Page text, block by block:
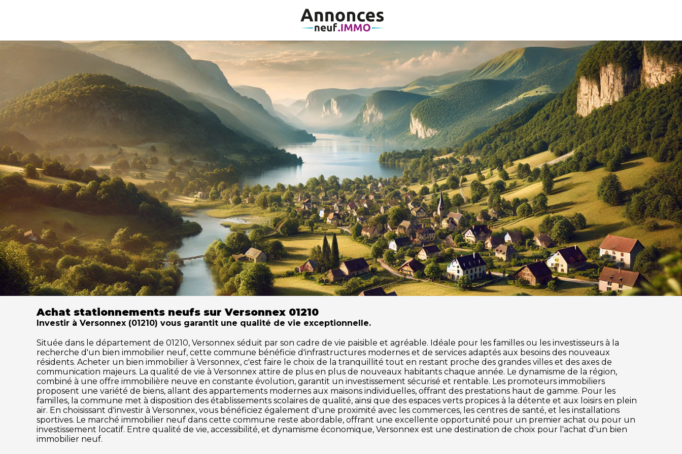
Achat stationnements neufs sur Versonnex 01210
Investir à Versonnex (01210) vous garantit une qualité de vie exceptionnelle.
Située dans le département de 01210, Versonnex séduit par son cadre de vie paisible et agréable. Idéale pour les familles ou les investisseurs à la
recherche d'un bien immobilier neuf, cette commune bénéficie d'infrastructures modernes et de services adaptés aux besoins des nouveaux
résidents. Acheter un bien immobilier à Versonnex, c'est faire le choix de la tranquillité tout en restant proche des grandes villes et des axes de
communication majeurs. La qualité de vie à Versonnex attire de plus en plus de nouveaux habitants chaque année. Le dynamisme de la région,
combiné à une offre immobilière neuve en constante évolution, garantit un investissement sécurisé et rentable. Les promoteurs immobiliers
proposent une variété de biens, allant des appartements modernes aux maisons individuelles, offrant des prestations haut de gamme. Pour les
familles, la commune met à disposition des établissements scolaires de qualité, ainsi que des espaces verts propices à la détente et aux loisirs en plein
air. En choisissant d'investir à Versonnex, vous bénéficiez également d'une proximité avec les commerces, les centres de santé, et les installations
sportives. Le marché immobilier neuf dans cette commune reste abordable, offrant une excellente opportunité pour un premier achat ou pour un
investissement locatif. Entre qualité de vie, accessibilité, et dynamisme économique, Versonnex est une destination de choix pour l'achat d'un bien
immobilier neuf.